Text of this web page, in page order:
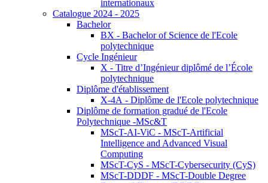
internationaux
Catalogue 2024 - 2025
Bachelor
BX - Bachelor of Science de l'Ecole
polytechnique
Cycle Ingénieur
X - Titre d’Ingénieur diplômé de l’École
polytechnique
Diplôme d'établissement
X-4A - Diplôme de l'Ecole polytechnique
Diplôme de formation gradué de l'Ecole
Polytechnique -MSc&T
MScT-AI-ViC - MScT-Artificial
Intelligence and Advanced Visual
Computing
MScT-CyS - MScT-Cybersecurity (CyS)
MScT-DDDF - MScT-Double Degree